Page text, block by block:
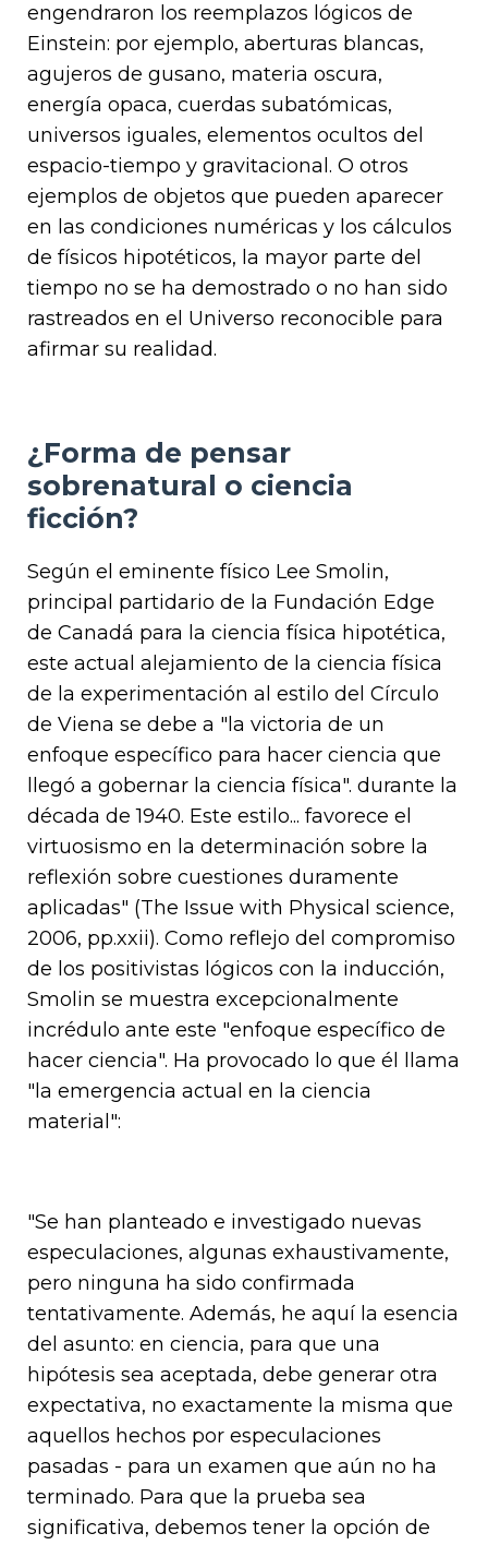
engendraron los reemplazos lógicos de
Einstein: por ejemplo, aberturas blancas,
agujeros de gusano, materia oscura,
energía opaca, cuerdas subatómicas,
universos iguales, elementos ocultos del
espacio-tiempo y gravitacional. O otros
ejemplos de objetos que pueden aparecer
en las condiciones numéricas y los cálculos
de físicos hipotéticos, la mayor parte del
tiempo no se ha demostrado o no han sido
rastreados en el Universo reconocible para
afirmar su realidad.
¿Forma de pensar
sobrenatural o ciencia
ficción?
Según el eminente físico Lee Smolin,
principal partidario de la Fundación Edge
de Canadá para la ciencia física hipotética,
este actual alejamiento de la ciencia física
de la experimentación al estilo del Círculo
de Viena se debe a "la victoria de un
enfoque específico para hacer ciencia que
llegó a gobernar la ciencia física". durante la
década de 1940. Este estilo... favorece el
virtuosismo en la determinación sobre la
reflexión sobre cuestiones duramente
aplicadas" (The Issue with Physical science,
2006, pp.xxii). Como reflejo del compromiso
de los positivistas lógicos con la inducción,
Smolin se muestra excepcionalmente
incrédulo ante este "enfoque específico de
hacer ciencia". Ha provocado lo que él llama
"la emergencia actual en la ciencia
material":
"Se han planteado e investigado nuevas
especulaciones, algunas exhaustivamente,
pero ninguna ha sido confirmada
tentativamente. Además, he aquí la esencia
del asunto: en ciencia, para que una
hipótesis sea aceptada, debe generar otra
expectativa, no exactamente la misma que
aquellos hechos por especulaciones
pasadas - para un examen que aún no ha
terminado. Para que la prueba sea
significativa, debemos tener la opción de